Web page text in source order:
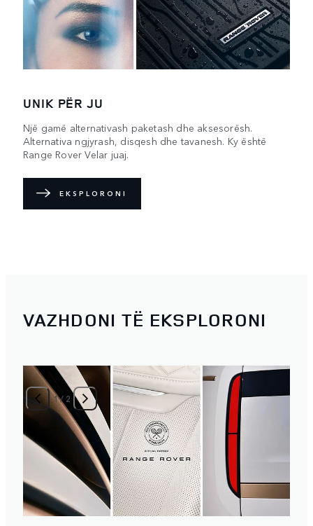
UNIK PËR JU
Një gamë alternativash paketash dhe aksesorësh.
Alternativa ngjyrash, disqesh dhe tavanesh. Ky është
Range Rover Velar juaj.
EKSPLORONI
VAZHDONI TË EKSPLORONI
1/ 2